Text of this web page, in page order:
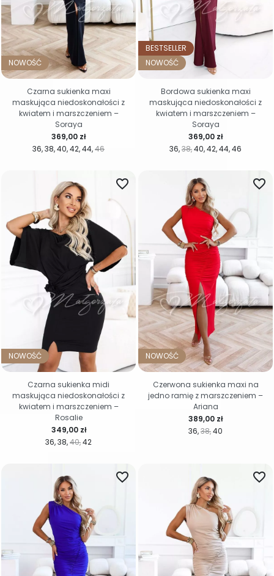
NOWOŚĆ
36 38 40 42 44 46
Cena
369,00 zł
Czarna sukienka maxi
maskująca niedoskonałości z
kwiatem i marszczeniem –
Soraya
BESTSELLER
NOWOŚĆ
36 38 40 42 44 46
Cena
369,00 zł
Bordowa sukienka maxi
maskująca niedoskonałości z
kwiatem i marszczeniem –
Soraya
NOWOŚĆ
36 38 40 42
favorite_border
Cena
349,00 zł
Czarna sukienka midi
maskująca niedoskonałości z
kwiatem i marszczeniem –
Rosalie
NOWOŚĆ
36 38 40
favorite_border
Cena
389,00 zł
Czerwona sukienka maxi na
jedno ramię z marszczeniem –
Ariana
favorite_border favorite_border